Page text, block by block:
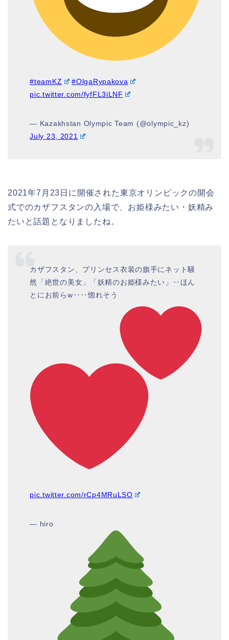
#teamKZ
#OlgaRypakova
pic.twitter.com/fyfFL3iLNF
— Kazakhstan Olympic Team (@olympic_kz)
July 23, 2021
2021年7月23日に開催された東京オリンピックの開会
式でのカザフスタンの入場で、お姫様みたい・妖精み
たいと話題となりましたね。
カザフスタン、プリンセス衣装の旗手にネット騒
然「絶世の美女」「妖精のお姫様みたい」‥ほん
とにお前らw‥‥惚れそう
pic.twitter.com/rCp4MRuLSO
— hiro